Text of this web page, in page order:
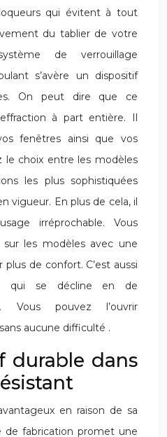
qui évitent à tout
du tablier de votre
de verrouillage
s’avère un dispositif
On peut dire que ce
à part entière. Il
fenêtres ainsi que vos
le choix entre les modèles
les plus sophistiquées
vigueur. En plus de cela, il
irréprochable. Vous
sur les modèles avec une
de confort. C’est aussi
qui se décline en de
Vous pouvez l’ouvrir
aucune difficulté .
durable dans
en raison de sa
de fabrication promet une